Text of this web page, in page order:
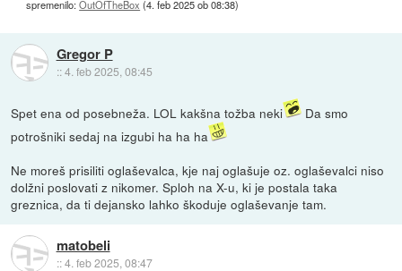
spremenilo:OutOfTheBox (4. feb 2025 ob 08:38)
Gregor P
::4. feb 2025, 08:45
Spet ena od posebneža. LOL kakšna tožba neki
Da smo
potrošniki sedaj na izgubi ha ha ha
Ne moreš prisiliti oglaševalca, kje naj oglašuje oz. oglaševalci niso
dolžni poslovati z nikomer. Sploh na X-u, ki je postala taka
greznica, da ti dejansko lahko škoduje oglaševanje tam.
matobeli
::4. feb 2025, 08:47